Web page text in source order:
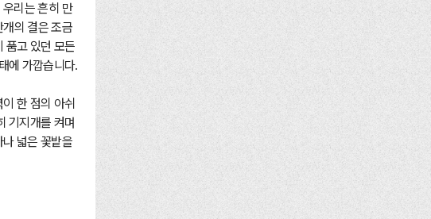
리는 흔히 만
의 결은 조금
품고 있던 모든
에 가깝습니다.
한 점의 아쉬
기지개를 켜며
넓은 꽃밭을